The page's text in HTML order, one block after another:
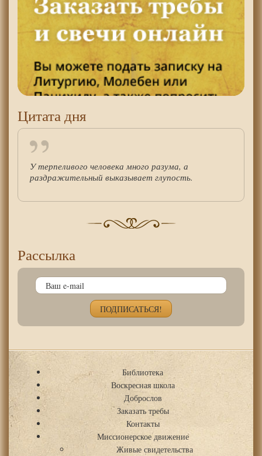
Цитата дня
У терпеливого человека много разума, а
раздражительный выказывает глупость.
Рассылка
Библиотека
Воскресная школа
Доброслов
Заказать требы
Контакты
Миссионерское движение
Живые свидетельства